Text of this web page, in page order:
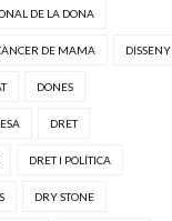
DE LA DONA
DE MAMA DISSENY
DONES
DRET
DRET I POLÍTICA
DRY STONE